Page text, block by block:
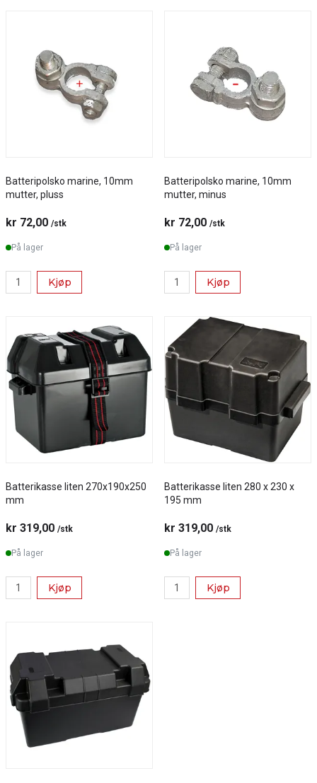
Batteripolsko marine, 10mm
mutter, pluss
kr 72,00 /stk
På lager
Kjøp
Batteripolsko marine, 10mm
mutter, minus
kr 72,00 /stk
På lager
Kjøp
Batterikasse liten 270x190x250
mm
kr 319,00 /stk
På lager
Kjøp
Batterikasse liten 280 x 230 x
195 mm
kr 319,00 /stk
På lager
Kjøp